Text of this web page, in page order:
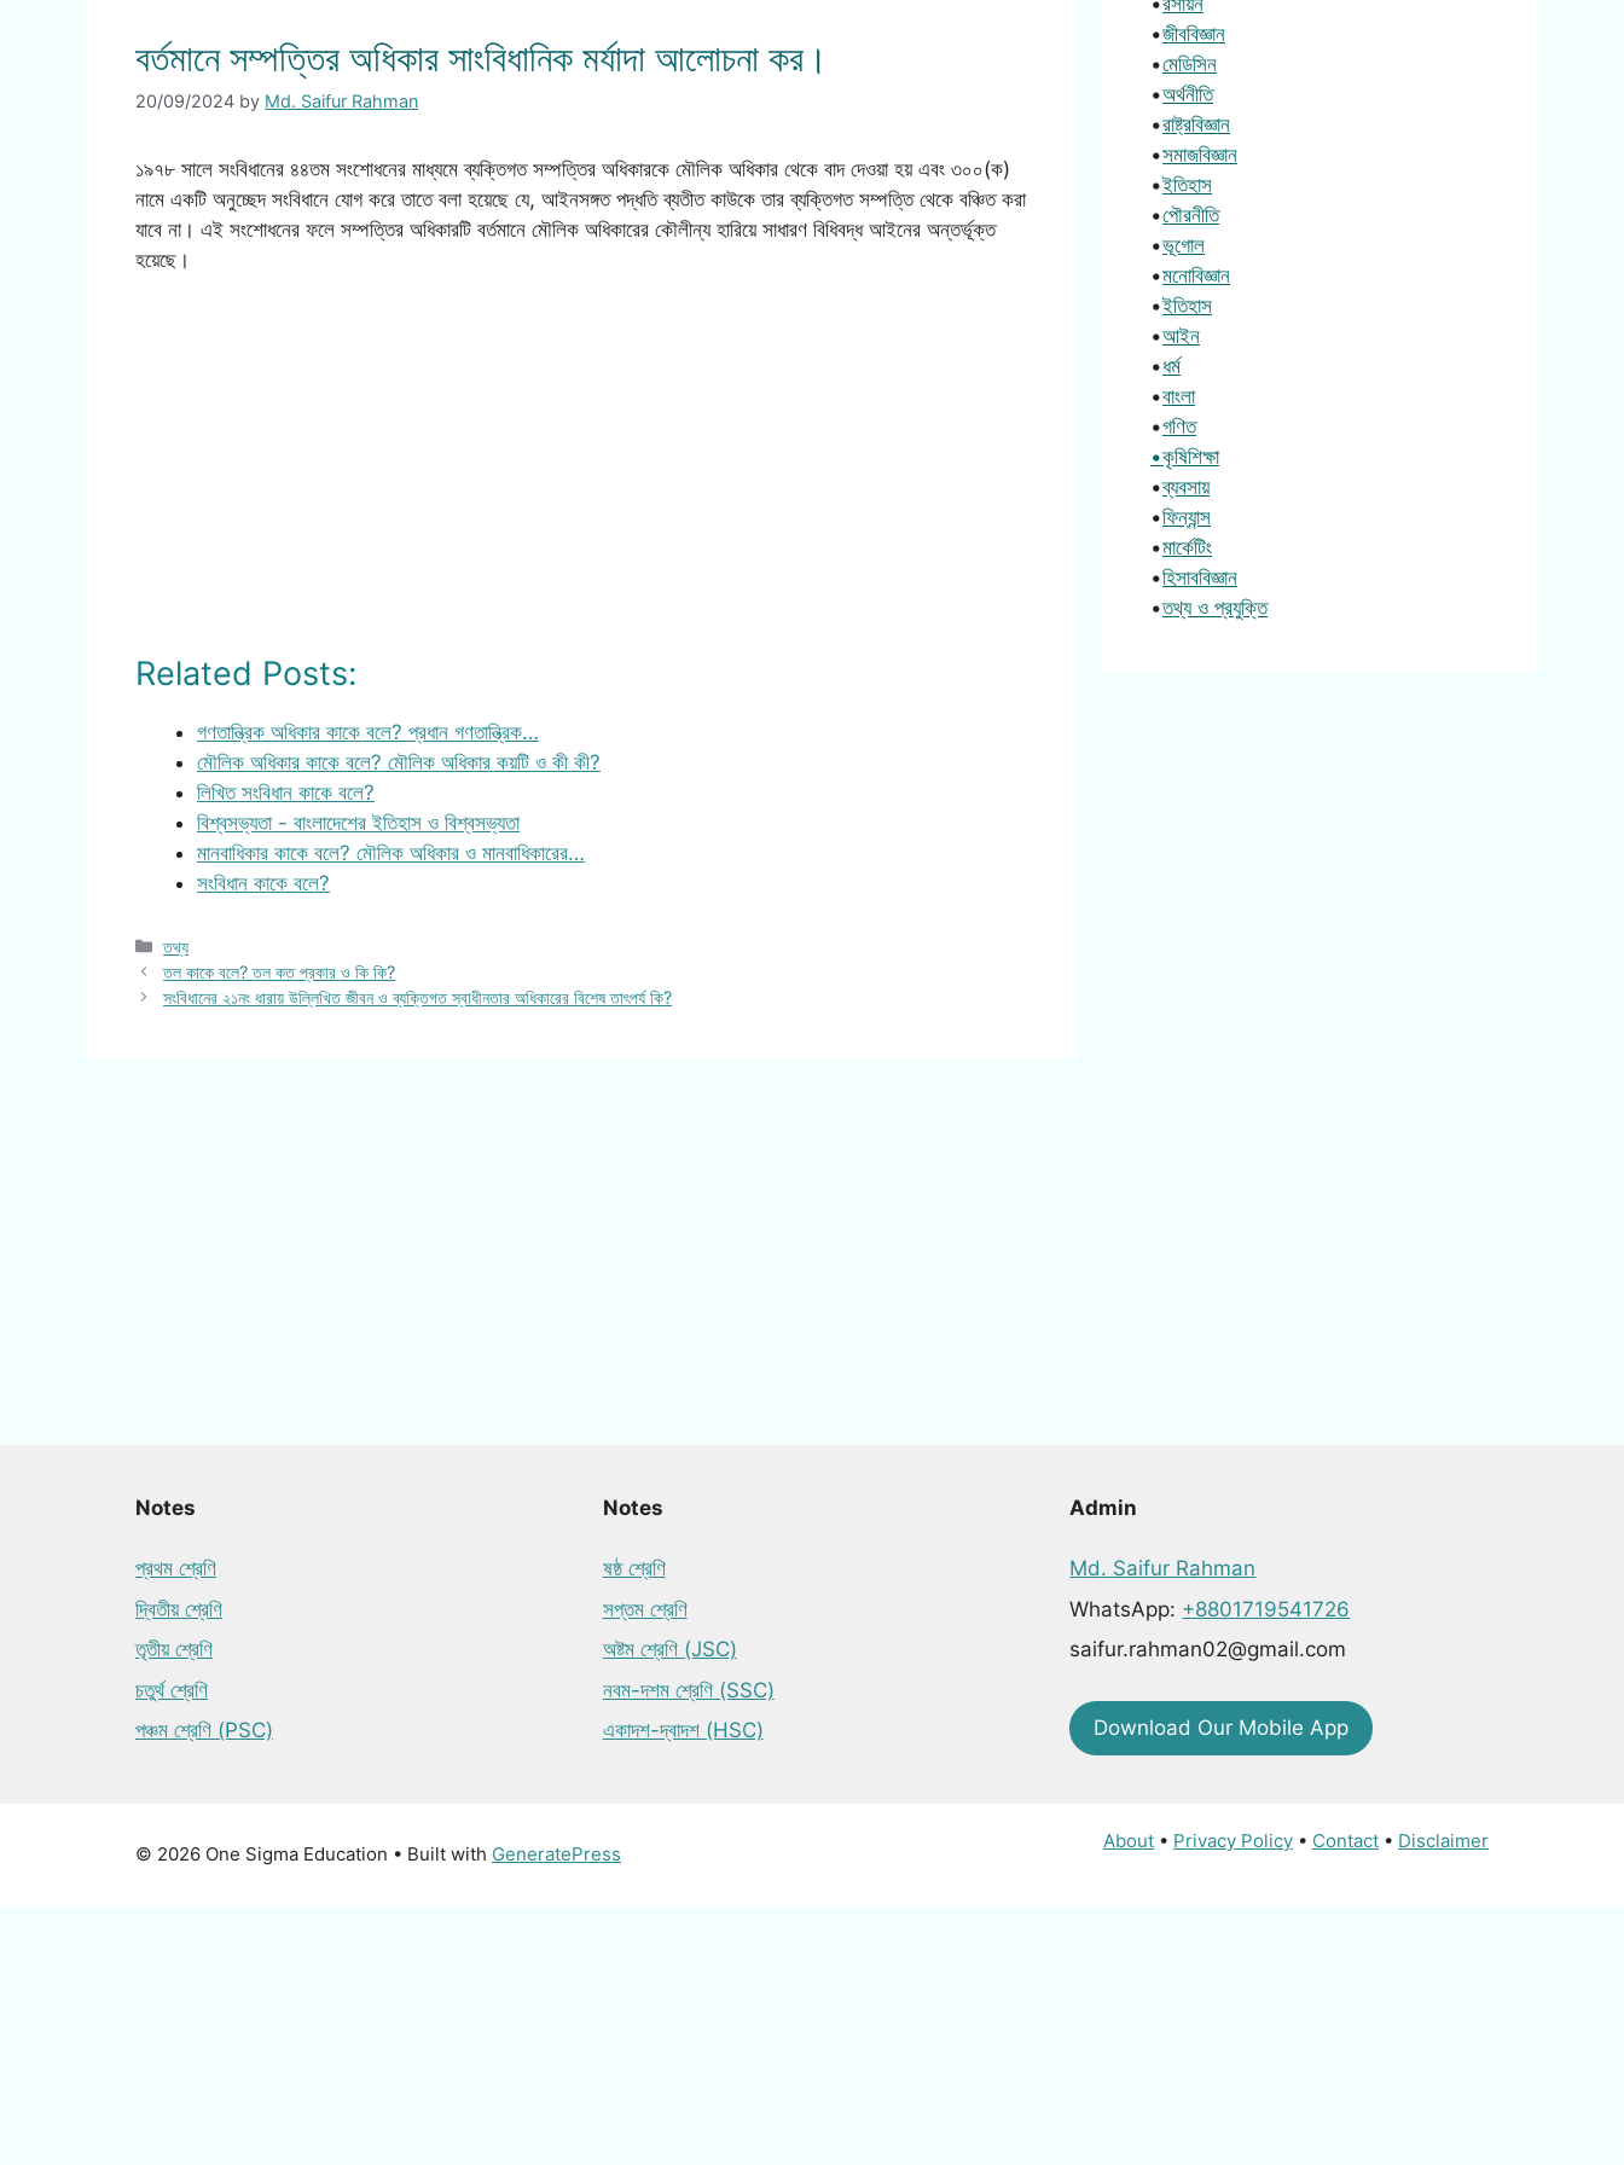
বর্তমানে সম্পত্তির অধিকার সাংবিধানিক মর্যাদা আলোচনা কর।
20/09/2024 by Md. Saifur Rahman
১৯৭৮ সালে সংবিধানের ৪৪তম সংশোধনের মাধ্যমে ব্যক্তিগত সম্পত্তির অধিকারকে মৌলিক অধিকার থেকে বাদ দেওয়া হয় এবং ৩০০(ক)
নামে একটি অনুচ্ছেদ সংবিধানে যোগ করে তাতে বলা হয়েছে যে, আইনসঙ্গত পদ্ধতি ব্যতীত কাউকে তার ব্যক্তিগত সম্পত্তি থেকে বঞ্চিত করা
যাবে না। এই সংশোধনের ফলে সম্পত্তির অধিকারটি বর্তমানে মৌলিক অধিকারের কৌলীন্য হারিয়ে সাধারণ বিধিবদ্ধ আইনের অন্তর্ভূক্ত
হয়েছে।
Related Posts:
গণতান্ত্রিক অধিকার কাকে বলে? প্রধান গণতান্ত্রিক…
মৌলিক অধিকার কাকে বলে? মৌলিক অধিকার কয়টি ও কী কী?
লিখিত সংবিধান কাকে বলে?
বিশ্বসভ্যতা - বাংলাদেশের ইতিহাস ও বিশ্বসভ্যতা
মানবাধিকার কাকে বলে? মৌলিক অধিকার ও মানবাধিকারের…
সংবিধান কাকে বলে?
Categories
তথ্য
তল কাকে বলে? তল কত প্রকার ও কি কি?
সংবিধানের ২১নং ধারায় উল্লিখিত জীবন ও ব্যক্তিগত স্বাধীনতার অধিকারের বিশেষ তাৎপর্য কি?
•জীববিজ্ঞান
•মেডিসিন
•অর্থনীতি
•রাষ্ট্রবিজ্ঞান
•সমাজবিজ্ঞান
•ইতিহাস
•পৌরনীতি
•ভূগোল
•মনোবিজ্ঞান
•ইতিহাস
•আইন
•ধর্ম
•বাংলা
•গণিত
•কৃষিশিক্ষা
•ব্যবসায়
•ফিন্যান্স
•মার্কেটিং
•হিসাববিজ্ঞান
•তথ্য ও প্রযুক্তি
Notes
প্রথম শ্রেণি
দ্বিতীয় শ্রেণি
তৃতীয় শ্রেণি
চতুর্থ শ্রেণি
পঞ্চম শ্রেণি (PSC)
Notes
ষষ্ঠ শ্রেণি
সপ্তম শ্রেণি
অষ্টম শ্রেণি (JSC)
নবম-দশম শ্রেণি (SSC)
একাদশ-দ্বাদশ (HSC)
Admin
Md. Saifur Rahman
WhatsApp: +8801719541726
saifur.rahman02@gmail.com
Download Our Mobile App
About • Privacy Policy • Contact • Disclaimer
© 2026 One Sigma Education • Built with GeneratePress